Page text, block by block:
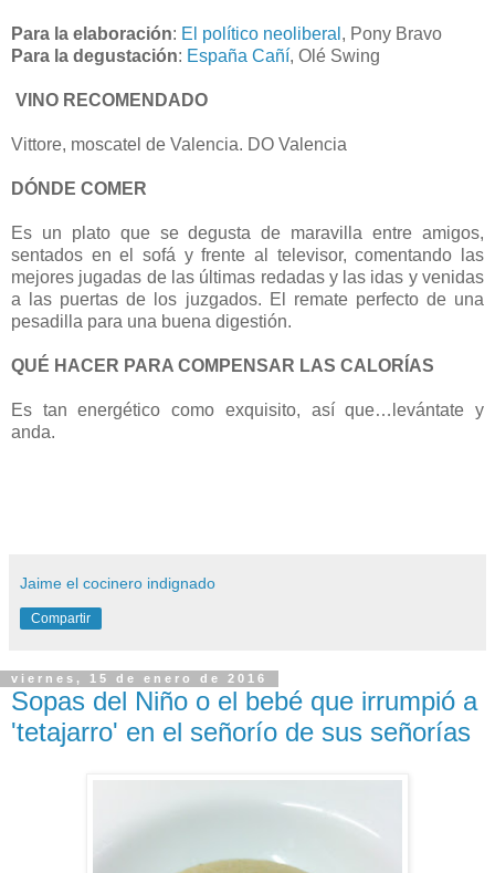
Para la elaboración: El político neoliberal , Pony Bravo
Para la degustación: España Cañí, Olé Swing
VINO RECOMENDADO
Vittore, moscatel de Valencia. DO Valencia
DÓNDE COMER
Es un plato que se degusta de maravilla entre amigos,
sentados en el sofá y frente al televisor, comentando las
mejores jugadas de las últimas redadas y las idas y venidas
a las puertas de los juzgados. El remate perfecto de una
pesadilla para una buena digestión.
QUÉ HACER PARA COMPENSAR LAS CALORÍAS
Es tan energético como exquisito, así que…levántate y
anda.
Jaime el cocinero indignado
Compartir
viernes, 15 de enero de 2016
Sopas del Niño o el bebé que irrumpió a
'tetajarro' en el señorío de sus señorías